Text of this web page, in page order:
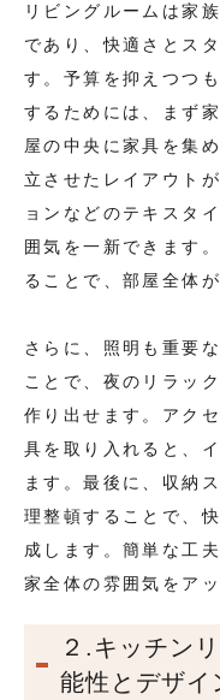
リビングルームは家
であり、快適さとス
す。予算を抑えつつ
するためには、まず
屋の中央に家具を集
立させたレイアウト
ョンなどのテキスタ
囲気を一新できます
ることで、部屋全体
さらに、照明も重要
ことで、夜のリラッ
作り出せます。アク
具を取り入れると、
ます。最後に、収納
理整頓することで、
成します。簡単な工
家全体の雰囲気をア
２.キッチン
能性とデザイ